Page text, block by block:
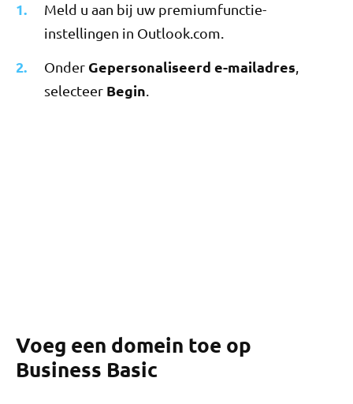
Meld u aan bij uw premiumfunctie-
instellingen in Outlook.com.
Onder Gepersonaliseerd e-mailadres
selecteer Begin
Voeg een domein toe op
Business Basic